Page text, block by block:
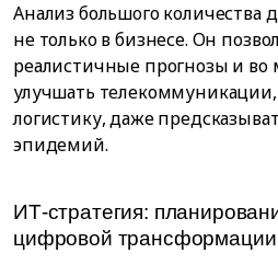
Анализ большого количества
не только в бизнесе. Он
реалистичные прогнозы и во
улучшать
логистику, даже
эпидемий.
ИТ-стратегия:
цифровой трансформации